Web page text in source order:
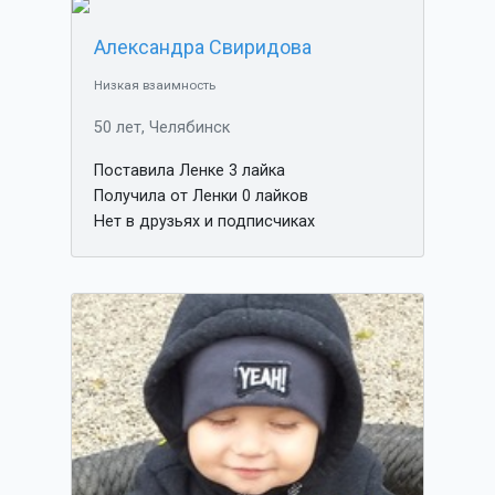
Александра Свиридова
Низкая взаимность
50 лет, Челябинск
Поставила Ленке 3 лайка
Получила от Ленки 0 лайков
Нет в друзьях и подписчиках